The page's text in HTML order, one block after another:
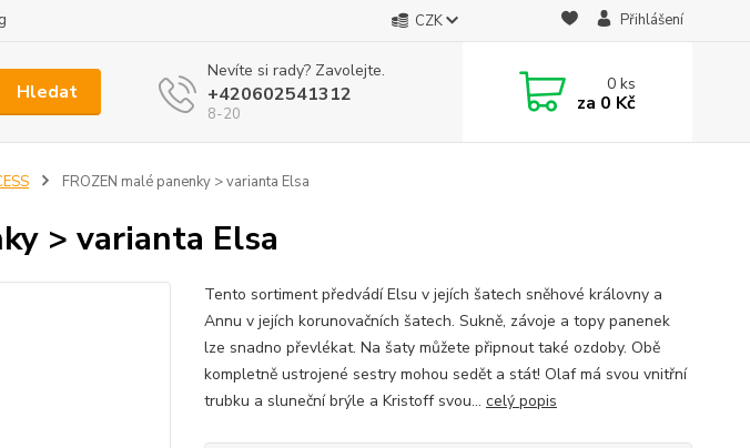
CZK Přihlášení
Hledat
Nevíte si rady? Zavolejte.
+420602541312
8-20
0ks
za 0 Kč
FROZEN malé panenky > varianta Elsa
> varianta Elsa
Tento sortiment předvádí Elsu v jejích šatech sněhové královny a
Annu v jejích korunovačních šatech. Sukně, závoje a topy panenek
lze snadno převlékat. Na šaty můžete připnout také ozdoby. Obě
kompletně ustrojené sestry mohou sedět a stát! Olaf má svou vnitřní
trubku a sluneční brýle a Kristoff svou... celý popis